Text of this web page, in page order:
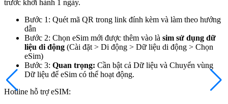
trước khởi hành 1 ngày.
Bước 1: Quét mã QR trong link đính kèm và làm theo hướng
dẫn
Bước 2: Chọn eSim mới được thêm vào là sim sử dụng dữ
liệu di động (Cài đặt > Di động > Dữ liệu di động > Chọn
eSim)
Bước 3: Quan trọng: Cần bật cả Dữ liệu và Chuyển vùng
Dữ liệu để eSim có thể hoạt động.
Hotline hỗ trợ eSIM: